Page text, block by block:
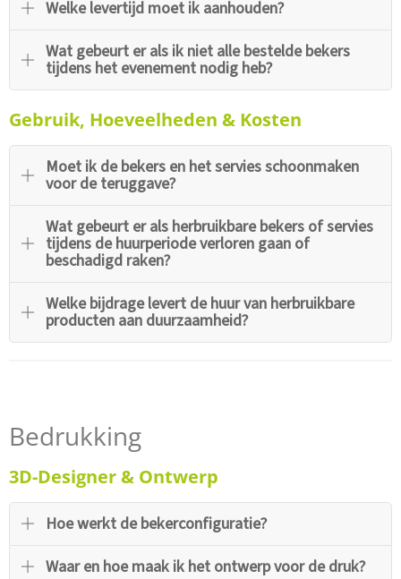
Welke levertijd moet ik aanhouden?
Wat gebeurt er als ik niet alle bestelde bekers
tijdens het evenement nodig heb?
Gebruik, Hoeveelheden & Kosten
Moet ik de bekers en het servies schoonmaken
voor de teruggave?
Wat gebeurt er als herbruikbare bekers of servies
tijdens de huurperiode verloren gaan of
beschadigd raken?
Welke bijdrage levert de huur van herbruikbare
producten aan duurzaamheid?
Bedrukking
3D-Designer & Ontwerp
Hoe werkt de bekerconfiguratie?
Waar en hoe maak ik het ontwerp voor de druk?